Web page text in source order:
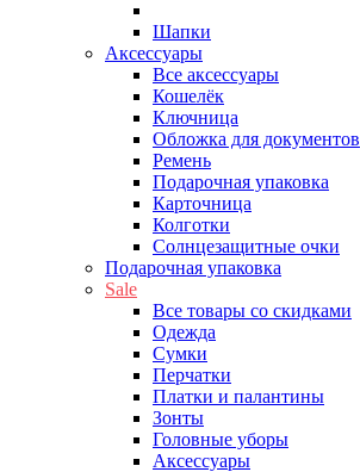
Шапки
Аксессуары
Все aксессуары
Кошелёк
Ключница
Обложка для документов
Ремень
Подарочная упаковка
Карточница
Колготки
Солнцезащитные очки
Подарочная упаковка
Sale
Все товары со скидками
Одежда
Сумки
Перчатки
Платки и палантины
Зонты
Головные уборы
Аксессуары